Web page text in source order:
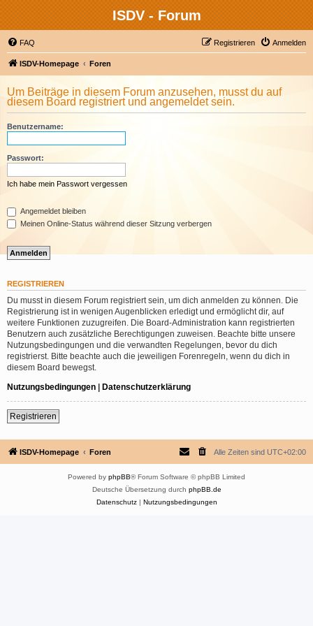
ISDV - Forum
FAQ Anmelden
Registrieren
ISDV-Homepage Foren
Um Beiträge in diesem Forum anzusehen, musst du auf
diesem Board registriert und angemeldet sein.
Benutzername:
Passwort:
Ich habe mein Passwort vergessen
Angemeldet bleiben
Meinen Online-Status während dieser Sitzung verbergen
REGISTRIEREN
Du musst in diesem Forum registriert sein, um dich anmelden zu können. Die
Registrierung ist in wenigen Augenblicken erledigt und ermöglicht dir, auf
weitere Funktionen zuzugreifen. Die Board-Administration kann registrierten
Benutzern auch zusätzliche Berechtigungen zuweisen. Beachte bitte unsere
Nutzungsbedingungen und die verwandten Regelungen, bevor du dich
registrierst. Bitte beachte auch die jeweiligen Forenregeln, wenn du dich in
diesem Board bewegst.
Nutzungsbedingungen | Datenschutzerklärung
Registrieren
ISDV-Homepage Foren Alle Zeiten sind UTC+02:00
Powered by phpBB® Forum Software © phpBB Limited
Deutsche Übersetzung durch phpBB.de
Datenschutz| Nutzungsbedingungen